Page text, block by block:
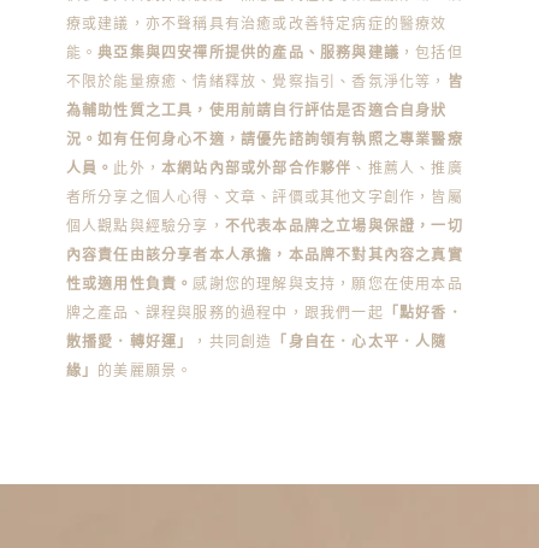
療或建議，亦不聲稱具有治癒或改善特定病症的醫療效
能。典亞集與四安禪所提供的產品、服務與建議 ，包括但
不限於能量療癒、情緒釋放、覺察指引、香氛淨化等， 皆
為輔助性質之工具，使用前請自行評估是否適合自身狀
況。如有任何身心不適，請優先諮詢領有執照之專業醫療
人員。 此外，本網站內部或外部合作夥伴 、推薦人、推廣
者所分享之個人心得、文章、評價或其他文字創作，皆屬
個人觀點與經驗分享， 不代表本品牌之立場與保證，一切
內容責任由該分享者本人承擔，本品牌不對其內容之真實
性或適用性負責。 感謝您的理解與支持，願您在使用本品
牌之產品、課程與服務的過程中，跟我們一起 「點好香．
散播愛．轉好運」
，共同創造
「身自在．心太平．人隨
緣」 的美麗願景。